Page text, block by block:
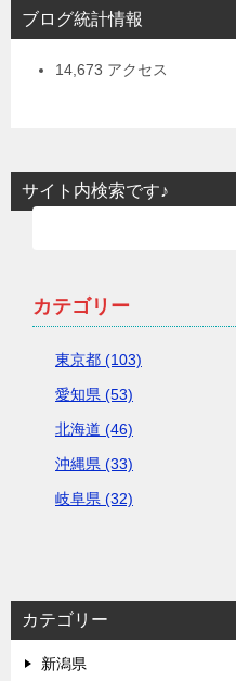
ブログ統計情報
14,673 アクセス
サイト内検索です♪
カテゴリー
東京都 (103)
愛知県 (53)
北海道 (46)
沖縄県 (33)
岐阜県 (32)
カテゴリー
新潟県